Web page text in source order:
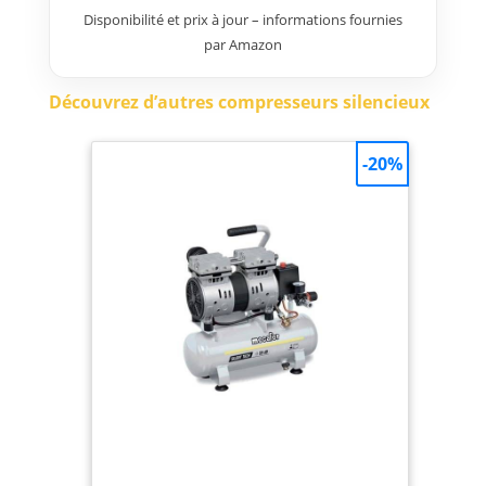
pneumatique, idéal pour le
gonflage de pneus, la réparation
pistolet, le clouage de bois, etc.
Gonflage Rapide & Efficace :
Notre compresseur d'air sans
un double cylindre d'admission
d'économiser efficacement du
temps et des efforts. Le tube
d'admission est fait de 150 ℃
silicone résistant aux hautes
températures et de maille
tressée en acier inoxydable,
avec une double protection
réduisant les dommages et la
Disponibilité et prix à jour – informations fournies
par Amazon
Découvrez d’autres compresseurs silencieux
-20%